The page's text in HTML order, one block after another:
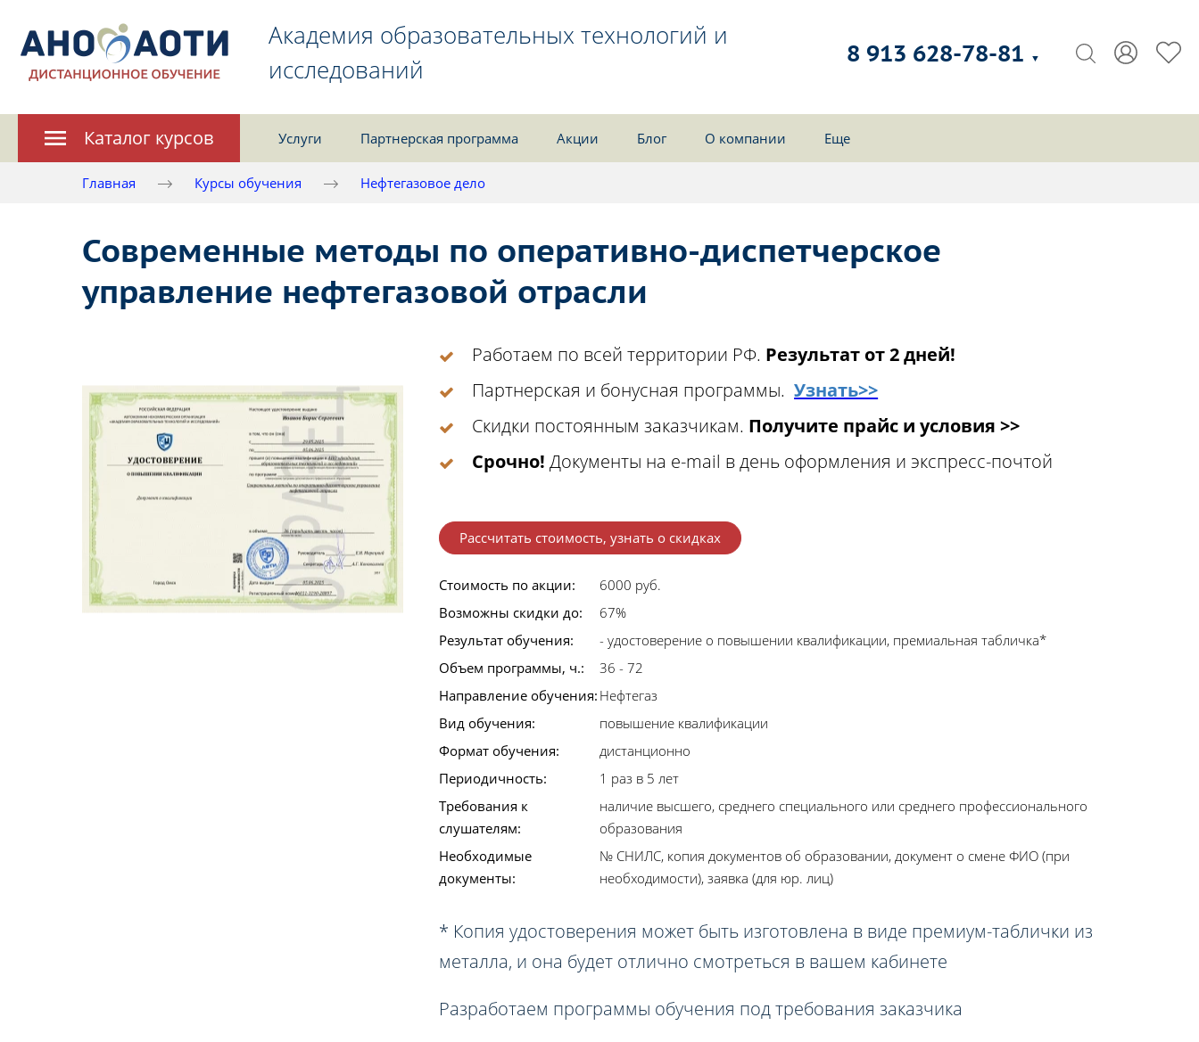
Академия образовательных технологий и
исследований
8 913 628-78-81 ▼
Каталог курсов Услуги Партнерская программа Акции Блог О компании Еще
Главная Курсы обучения Нефтегазовое дело
Современные методы по оперативно-диспетчерское
управление нефтегазовой отрасли
Работаем по всей территории РФ. Результат от 2 дней!
Партнерская и бонусная программы.Узнать>>
Скидки постоянным заказчикам. Получите прайс и условия >>
Срочно! Документы на e-mail в день оформления и экспресс-почтой
Рассчитать стоимость, узнать о скидках
Стоимость по акции:
6000 руб.
Возможны скидки до:
67%
Результат обучения:
- удостоверение о повышении квалификации, премиальная табличка*
Объем программы, ч.:
36 - 72
Направление обучения: Нефтегаз
Вид обучения:
повышение квалификации
Формат обучения:
дистанционно
Периодичность:
1 раз в 5 лет
Требования к
слушателям:
наличие высшего, среднего специального или среднего профессионального
образования
Необходимые
документы:
№ СНИЛС, копия документов об образовании, документ о смене ФИО (при
необходимости), заявка (для юр. лиц)
* Копия удостоверения может быть изготовлена в виде премиум-таблички из
металла, и она будет отлично смотреться в вашем кабинете
Разработаем программы обучения под требования заказчика